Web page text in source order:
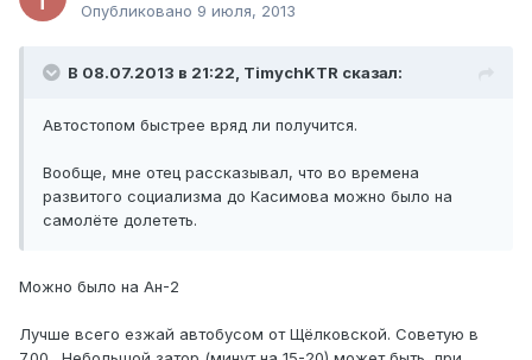
Опубликовано 9 июля, 2013
В 08.07.2013 в 21:22, TimychKTR сказал:
Автостопом быстрее вряд ли получится.
Вообще, мне отец рассказывал, что во времена
развитого социализма до Касимова можно было на
самолёте долететь.
Можно было на Ан-2
Лучше всего езжай автобусом от Щёлковской. Советую в